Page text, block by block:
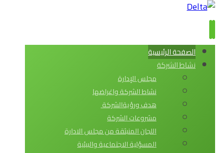
الصفحة الرئيسية
نشاط الشركة
مجلس الإدارة
نشاط الشركة واغراضها
هدف ورؤيةالشركة
مشروعات الشركة
اللجان المنبثقة من مجلس الادارة
المسؤلية الاجتماعية والبيئية